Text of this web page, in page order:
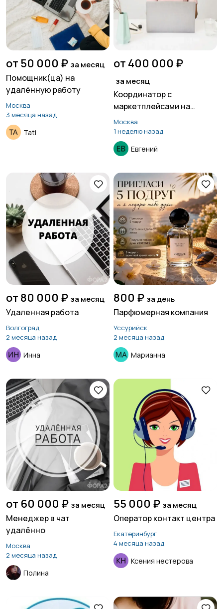
от 50 000 ₽ за месяц
Помощник(ца) на
удалённую работу
Москва
3 месяца назад
Tati
от 400 000 ₽
за месяц
Координатор с
маркетплейсами на
удалённой основе
Москва
1 неделю назад
Евгений
от 80 000 ₽ за месяц
Удаленная работа
Волгоград
2 месяца назад
Инна
800 ₽ за день
Парфюмерная компания
Уссурийск
2 месяца назад
Марианна
от 60 000 ₽ за месяц
Менеджер в чат
удалённо
Москва
2 месяца назад
Полина
55 000 ₽ за месяц
Оператор контакт центра
Екатеринбург
4 месяца назад
Ксения нестерова